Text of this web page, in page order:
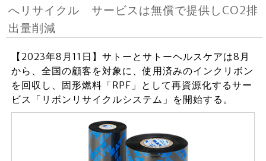
へリサイクル サービスは無償で提供しCO2排
出量削減
【2023年8月11日】サトーとサトーヘルスケアは8月
から、全国の顧客を対象に、使用済みのインクリボン
を回収し、固形燃料「RPF」として再資源化するサー
ビス「リボンリサイクルシステム」を開始する。